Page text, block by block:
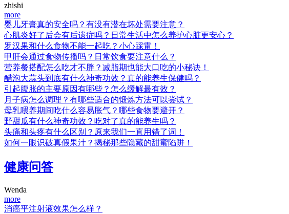
zhishi
more
婴儿牙膏真的安全吗？有没有潜在坏处需要注意？
心肌炎好了后会有后遗症吗？日常生活中怎么养护心脏更安心？
罗汉果和什么食物不能一起吃？小心踩雷！
甲肝会通过食物传播吗？日常饮食要注意什么？
营养餐搭配怎么吃才不胖？减脂期也能大口吃的小秘诀！
醋泡大蒜头到底有什么神奇功效？真的能养生保健吗？
引起腹胀的主要原因有哪些？怎么缓解最有效？
月子病怎么调理？有哪些适合的锻炼方法可以尝试？
母乳喂养期间吃什么容易胀气？哪些食物要避开？
野甜瓜有什么神奇功效？吃对了真的能养生吗？
头痛和头疼有什么区别？原来我们一直用错了词！
如何一眼识破真假果汁？揭秘那些隐藏的甜蜜陷阱！
健康问答
Wenda
more
消癌平注射液效果怎么样？